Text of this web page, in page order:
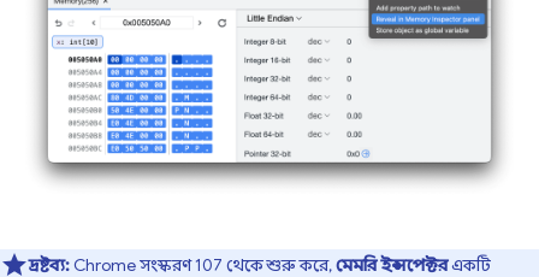
দ্রষ্টব্য: Chrome সংস্করণ 107 থেকে শুরু করে,মেমরি ইন্সপেক্টরএকটি